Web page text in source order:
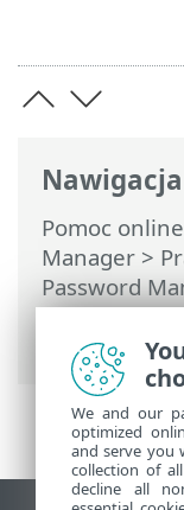
Pomoc online
Manager >
Password
konto>
We and our
optimized
and serve you
collection of
decline all